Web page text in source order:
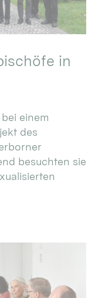
in
einem
des
besuchten sie